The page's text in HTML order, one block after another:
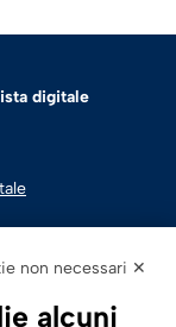
digitale
non necessari ✕
alcuni